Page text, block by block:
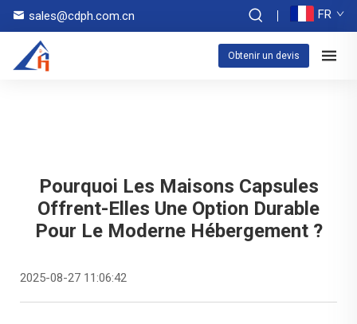
sales@cdph.com.cn FR
Obtenir un devis
Pourquoi Les Maisons Capsules
Offrent-Elles Une Option Durable
Pour Le Moderne Hébergement ?
2025-08-27 11:06:42